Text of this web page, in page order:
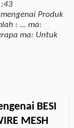
Produk
: ... ma:
ma: Untuk
BESI
MESH